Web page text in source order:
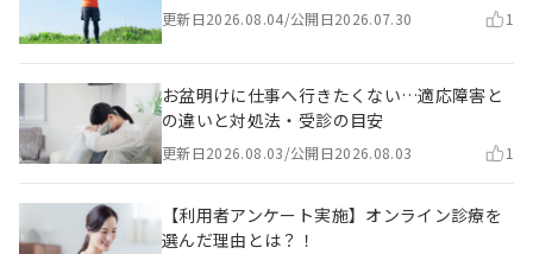
更新日2026.08.04/公開日2026.07.30 1
お盆明けに仕事へ行きたくない…適応障害と
の違いと対処法・受診の目安
更新日2026.08.03/公開日2026.08.03 1
【利用者アンケート実施】オンライン診療を
選んだ理由とは？！